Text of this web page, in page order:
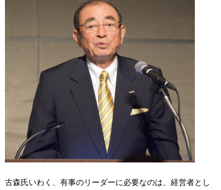
古森氏いわく、有事のリーダーに必要なのは、経営者とし